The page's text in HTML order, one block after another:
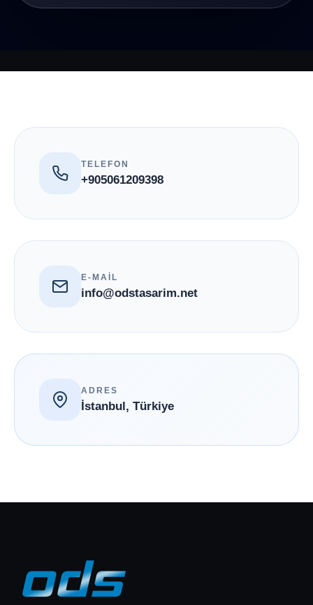
TELEFON
+905061209398
E-MAİL
info@odstasarim.net
ADRES
İstanbul, Türkiye